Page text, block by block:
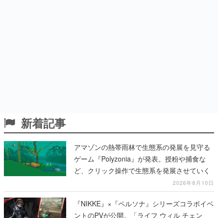
新着記事
アマゾンの熱帯雨林で生態系の発展を見守る
ゲーム『Polyzonia』が発表。授粉や捕食な
ど、クリック操作で生態系を発展させていく
2026年8月10日
『NIKKE』×『ペルソナ』シリーズコラボイベ
ントのPVが公開。「ライフ ウィル チェン